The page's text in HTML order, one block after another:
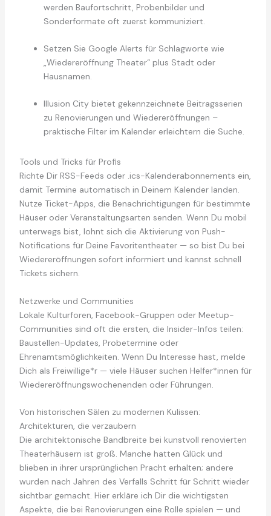
werden Baufortschritt, Probenbilder und
Sonderformate oft zuerst kommuniziert.
Setzen Sie Google Alerts für Schlagworte wie
„Wiedereröffnung Theater“ plus Stadt oder
Hausnamen.
Illusion City bietet gekennzeichnete Beitragsserien
zu Renovierungen und Wiedereröffnungen –
praktische Filter im Kalender erleichtern die Suche.
Tools und Tricks für Profis
Richte Dir RSS-Feeds oder .ics-Kalenderabonnements ein,
damit Termine automatisch in Deinem Kalender landen.
Nutze Ticket-Apps, die Benachrichtigungen für bestimmte
Häuser oder Veranstaltungsarten senden. Wenn Du mobil
unterwegs bist, lohnt sich die Aktivierung von Push-
Notifications für Deine Favoritentheater — so bist Du bei
Wiedereröffnungen sofort informiert und kannst schnell
Tickets sichern.
Netzwerke und Communities
Lokale Kulturforen, Facebook-Gruppen oder Meetup-
Communities sind oft die ersten, die Insider-Infos teilen:
Baustellen-Updates, Probetermine oder
Ehrenamtsmöglichkeiten. Wenn Du Interesse hast, melde
Dich als Freiwillige*r — viele Häuser suchen Helfer*innen für
Wiedereröffnungswochenenden oder Führungen.
Von historischen Sälen zu modernen Kulissen:
Architekturen, die verzaubern
Die architektonische Bandbreite bei kunstvoll renovierten
Theaterhäusern ist groß. Manche hatten Glück und
blieben in ihrer ursprünglichen Pracht erhalten; andere
wurden nach Jahren des Verfalls Schritt für Schritt wieder
sichtbar gemacht. Hier erkläre ich Dir die wichtigsten
Aspekte, die bei Renovierungen eine Rolle spielen — und